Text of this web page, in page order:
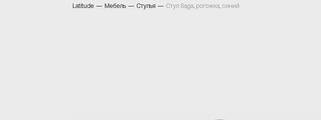
Latitude — Мебель — Стулья — Стул Saga, рогожка, синий